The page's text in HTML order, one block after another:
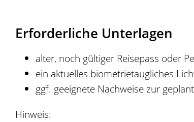
Erforderliche Unterlagen
alter, noch gültiger Reisepass oder
ein aktuelles biometrietaugliches
ggf. geeignete Nachweise zur
Hinweis: